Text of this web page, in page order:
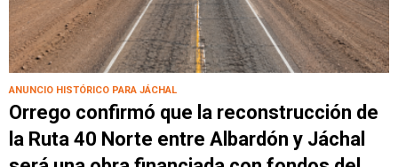
ANUNCIO HISTÓRICO PARA JÁCHAL
Orrego confirmó que la reconstrucción de
la Ruta 40 Norte entre Albardón y Jáchal